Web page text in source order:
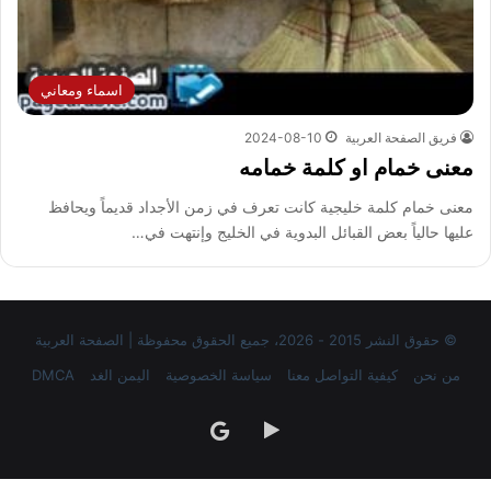
اسماء ومعاني
فريق الصفحة العربية 2024-08-10
معنى خمام او كلمة خمامه
معنى خمام كلمة خليجية كانت تعرف في زمن الأجداد قديماً ويحافظ
عليها حالياً بعض القبائل البدوية في الخليج وإنتهت في…
© حقوق النشر 2015 - 2026، جميع الحقوق محفوظة | الصفحة العربية
من نحن
كيفية التواصل معنا سياسة الخصوصية اليمن الغد DMCA
‏Google
Play
google
news